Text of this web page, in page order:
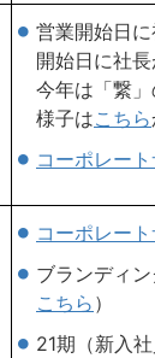
営業開始日
開始日に社
今年は「繋
様子はこちら
コーポレー
コーポレー
ブランディ
こちら ）
21期（新入